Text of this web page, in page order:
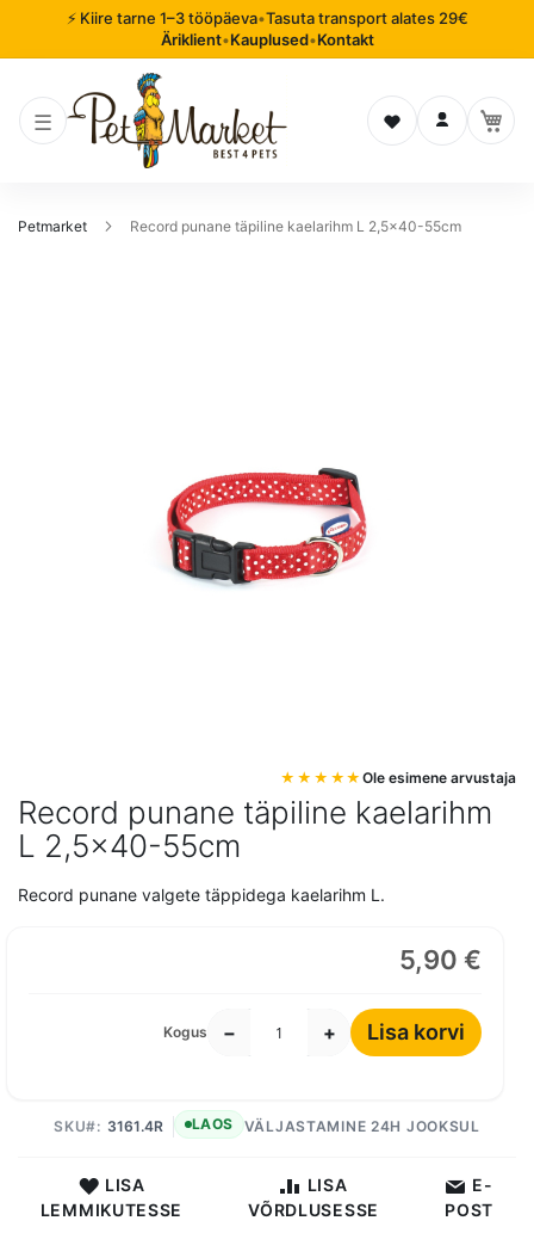
⚡ Kiire tarne 1–3 tööpäeva•Tasuta transport alates 29€
Äriklient•Kauplused•Kontakt
Soovinimekiri
Logi sisse
Petmarket Record punane täpiline kaelarihm L 2,5x40-55cm
Record punane täpiline kaelarihm
L 2,5x40-55cm
Ole esimene arvustaja
Record punane valgete täppidega kaelarihm L.
5,90 €
Kogus − + Lisa korvi
VÄLJASTAMINE 24H JOOKSUL
SKU 3161.4R LAOS
LISA
LEMMIKUTESSE
LISA
VÕRDLUSESSE
E-
POST
pildigalerii
algusesse